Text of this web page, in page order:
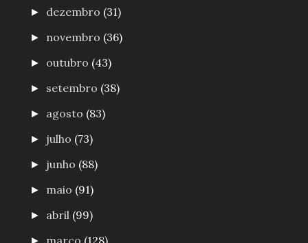
► dezembro (31)
► novembro (36)
► outubro (43)
► setembro (38)
► agosto (83)
► julho (73)
► junho (88)
► maio (91)
► abril (99)